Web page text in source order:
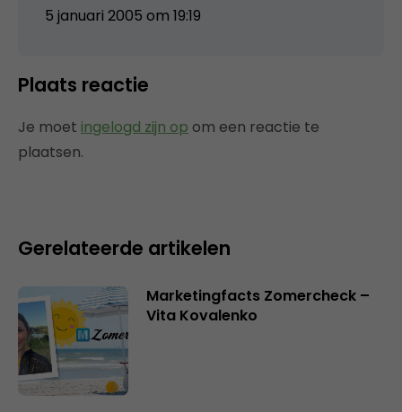
5 januari 2005 om 19:19
Plaats reactie
Je moet ingelogd zijn op om een reactie te
plaatsen.
Gerelateerde artikelen
Marketingfacts Zomercheck –
Vita Kovalenko